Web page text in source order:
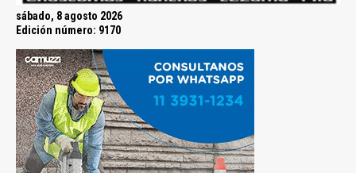
sábado, 8 agosto 2026
Edición número: 9170